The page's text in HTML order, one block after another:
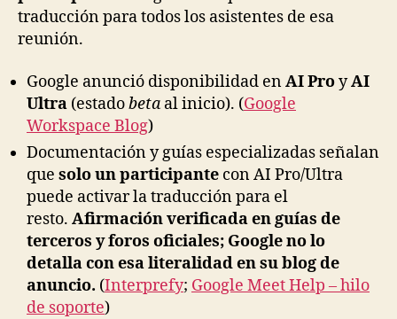
traducción para todos los asistentes de esa
reunión.
Google anunció disponibilidad enAI ProyAI
Ultra (estadobeta al inicio). (Google
Workspace Blog)
Documentación y guías especializadas señalan
que solo un participante con AI Pro/Ultra
puede activar la traducción para el
resto. Afirmación verificada en guías de
terceros y foros oficiales; Google no lo
detalla con esa literalidad en su blog de
anuncio. (Interprefy; Google Meet Help – hilo
de soporte)